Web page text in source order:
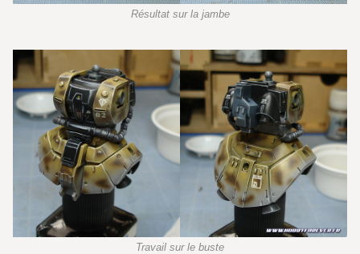
Résultat sur la jambe
Travail sur le buste